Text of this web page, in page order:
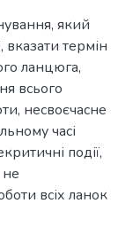
який
вказати термін
ланцюга,
всього
несвоєчасне
часі
події,
всіх ланок